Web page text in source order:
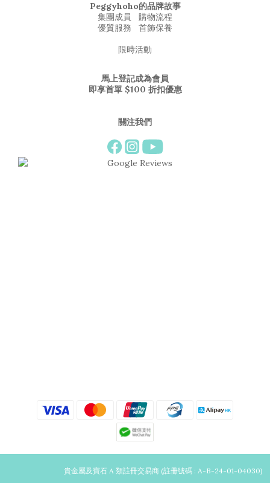
Peggyhoho的品牌故事
集團成員
購物流程
優質服務
首飾保養
限時活動
馬上登記成為會員
即享首單 $100 折扣優惠
關注我們
貴金屬及寶石 A 類註冊交易商 (註冊號碼 : A-B-24-01-04030)